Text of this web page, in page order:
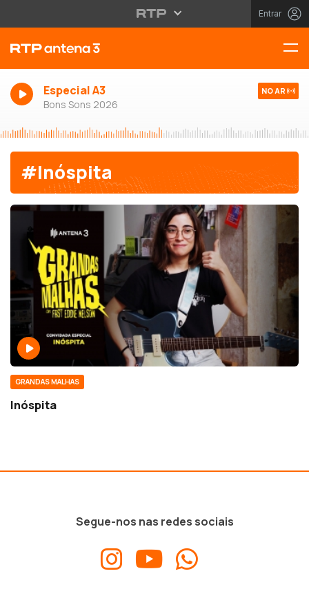
Entrar
Especial A3
Bons Sons 2026
NO AR
#Inóspita
GRANDAS MALHAS
Inóspita
Segue-nos nas redes sociais